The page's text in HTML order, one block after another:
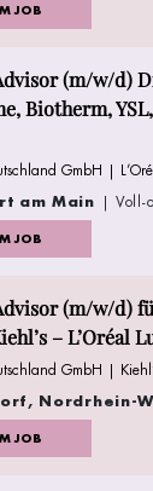
JOB
(m/w/d)
Biotherm,
GmbH |
am Main | Voll-
JOB
(m/w/d)
– L’Oréal
GmbH |
Nordrhein-
JOB